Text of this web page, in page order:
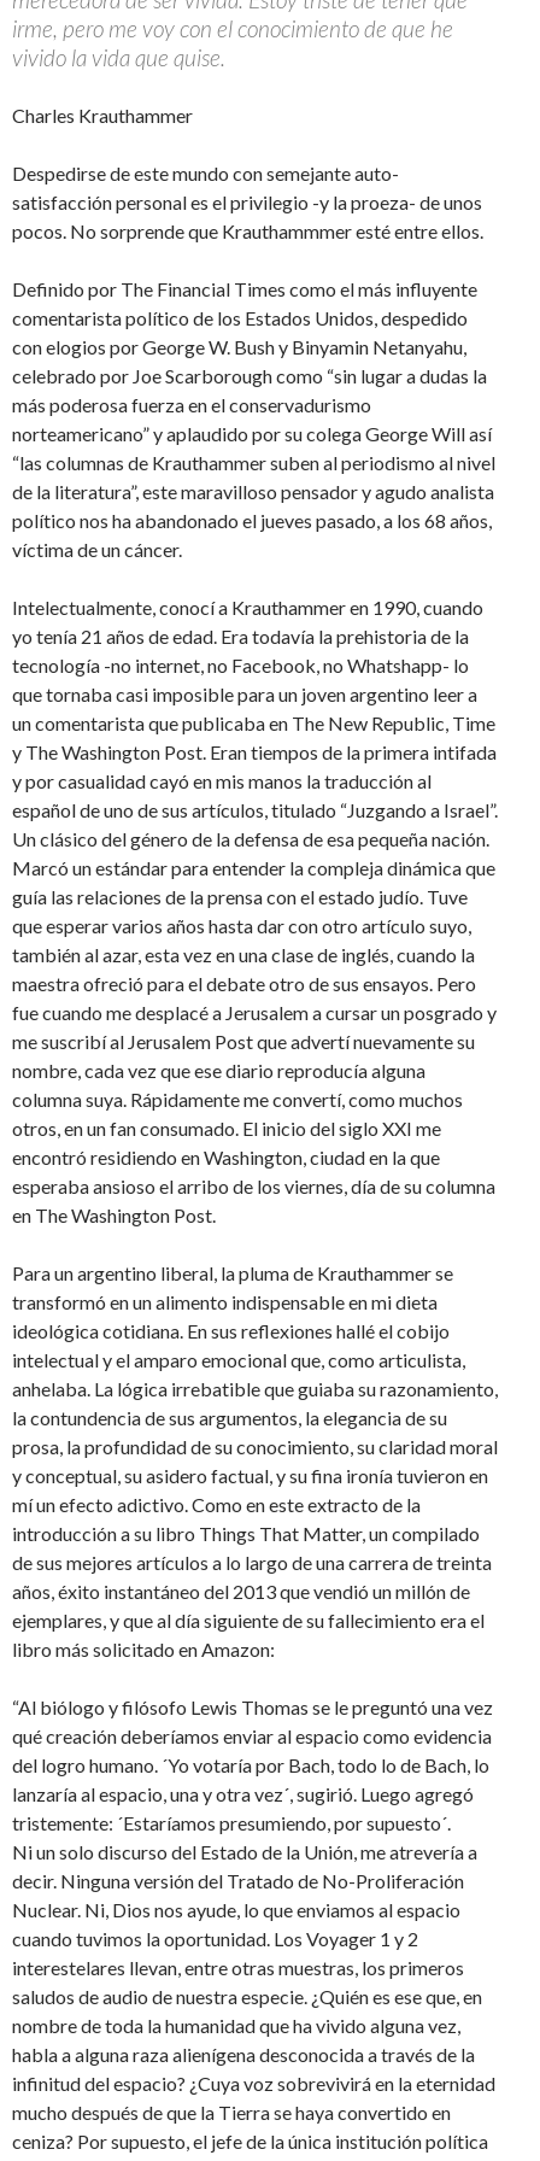
irme, pero me voy con el conocimiento de que he
vivido la vida que quise.
Charles Krauthammer
Despedirse de este mundo con semejante auto-
satisfacción personal es el privilegio -y la proeza- de unos
pocos. No sorprende que Krauthammmer esté entre ellos.
Definido por The Financial Times como el más influyente
comentarista político de los Estados Unidos, despedido
con elogios por George W. Bush y Binyamin Netanyahu,
celebrado por Joe Scarborough como “sin lugar a dudas la
más poderosa fuerza en el conservadurismo
norteamericano” y aplaudido por su colega George Will así
“las columnas de Krauthammer suben al periodismo al nivel
de la literatura”, este maravilloso pensador y agudo analista
político nos ha abandonado el jueves pasado, a los 68 años,
víctima de un cáncer.
Intelectualmente, conocí a Krauthammer en 1990, cuando
yo tenía 21 años de edad. Era todavía la prehistoria de la
tecnología -no internet, no Facebook, no Whatshapp- lo
que tornaba casi imposible para un joven argentino leer a
un comentarista que publicaba en The New Republic, Time
y The Washington Post. Eran tiempos de la primera intifada
y por casualidad cayó en mis manos la traducción al
español de uno de sus artículos, titulado “Juzgando a Israel”.
Un clásico del género de la defensa de esa pequeña nación.
Marcó un estándar para entender la compleja dinámica que
guía las relaciones de la prensa con el estado judío. Tuve
que esperar varios años hasta dar con otro artículo suyo,
también al azar, esta vez en una clase de inglés, cuando la
maestra ofreció para el debate otro de sus ensayos. Pero
fue cuando me desplacé a Jerusalem a cursar un posgrado y
me suscribí al Jerusalem Post que advertí nuevamente su
nombre, cada vez que ese diario reproducía alguna
columna suya. Rápidamente me convertí, como muchos
otros, en un fan consumado. El inicio del siglo XXI me
encontró residiendo en Washington, ciudad en la que
esperaba ansioso el arribo de los viernes, día de su columna
en The Washington Post.
Para un argentino liberal, la pluma de Krauthammer se
transformó en un alimento indispensable en mi dieta
ideológica cotidiana. En sus reflexiones hallé el cobijo
intelectual y el amparo emocional que, como articulista,
anhelaba. La lógica irrebatible que guiaba su razonamiento,
la contundencia de sus argumentos, la elegancia de su
prosa, la profundidad de su conocimiento, su claridad moral
y conceptual, su asidero factual, y su fina ironía tuvieron en
mí un efecto adictivo. Como en este extracto de la
introducción a su libro Things That Matter, un compilado
de sus mejores artículos a lo largo de una carrera de treinta
años, éxito instantáneo del 2013 que vendió un millón de
ejemplares, y que al día siguiente de su fallecimiento era el
libro más solicitado en Amazon:
“Al biólogo y filósofo Lewis Thomas se le preguntó una vez
qué creación deberíamos enviar al espacio como evidencia
del logro humano. ´Yo votaría por Bach, todo lo de Bach, lo
lanzaría al espacio, una y otra vez´, sugirió. Luego agregó
tristemente: ´Estaríamos presumiendo, por supuesto´.
Ni un solo discurso del Estado de la Unión, me atrevería a
decir. Ninguna versión del Tratado de No-Proliferación
Nuclear. Ni, Dios nos ayude, lo que enviamos al espacio
cuando tuvimos la oportunidad. Los Voyager 1 y 2
interestelares llevan, entre otras muestras, los primeros
saludos de audio de nuestra especie. ¿Quién es ese que, en
nombre de toda la humanidad que ha vivido alguna vez,
habla a alguna raza alienígena desconocida a través de la
infinitud del espacio? ¿Cuya voz sobrevivirá en la eternidad
mucho después de que la Tierra se haya convertido en
ceniza? Por supuesto, el jefe de la única institución política